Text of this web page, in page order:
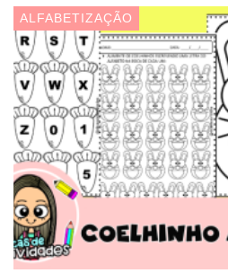
ALFABETIZAÇÃO